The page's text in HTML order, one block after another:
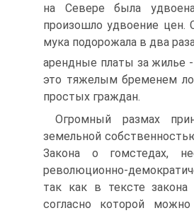
на Севере была
произошло удвоение цен.
мука подорожала в два
арендные платы за жилье -
это тяжелым бременем
простых граждан.
Огромный размах
земельной
Закона о гомстедах,
революционно-
так как в тексте закона
согласно которой